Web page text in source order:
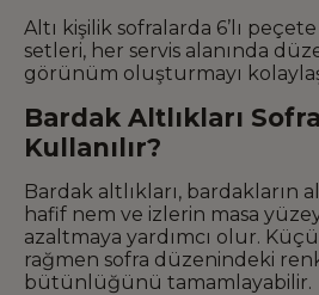
Altı kişilik sofralarda 6’lı
setleri, her servis alanında
görünüm oluşturmayı
Bardak Altlıkları
Kullanılır?
Bardak altlıkları, bardakların
hafif nem ve izlerin masa
azaltmaya yardımcı olur.
rağmen sofra düzenindeki
bütünlüğünü tamamlayabilir.